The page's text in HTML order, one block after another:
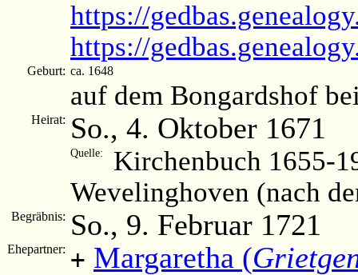
https://
https://
Geburt: ca. 1648
auf dem Bongardshof
Heirat: So., 4. Oktober 1671
Quelle:
Kirchenbuch 1655-
Wevelinghoven (nach
Begräbnis: So., 9. Februar 1721
Ehepartner: + Margaretha (